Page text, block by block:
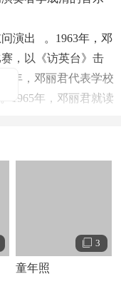
演出 。 1963年，邓
，以《访英台》击
年，邓丽君代表学校
1965年，邓丽君就读
目访问并献唱歌
3
童年照